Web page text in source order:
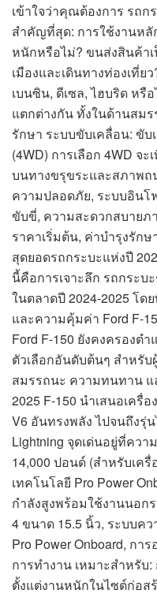
เข้าใจว่าคุณต้องการ รถก
สำคัญที่สุด: การใช้งานห
หนักหรือไม่? ขนส่งสินค้า
เมืองและเดินทางท่องเที่ย
เบนซิน, ดีเซล, ไฮบริด หรื
แตกต่างกัน ทั้งในด้านสม
รักษา ระบบขับเคลื่อน: ขั
(4WD) การเลือก 4WD จ
บนทางขรุขระและสภาพถ
ความปลอดภัย, ระบบอินโ
ขับขี่, ความสะดวกสบายภ
ราคาเริ่มต้น, ค่าบำรุงรักษ
สุดยอดรถกระบะแห่งปี
นี้คือการเจาะลึก รถกระบ
ในตลาดปี 2024-2025 โ
และความคุ้มค่า Ford F-
Ford F-150 ยังคงครองต
ตัวเลือกอันดับต้นๆ สำหรั
สมรรถนะ ความทนทาน แ
2025 F-150 นำเสนอเครื่
V6 อันทรงพลัง ไปจนถึงรุ่
Lightning จุดเด่นอยู่ที่คว
14,000 ปอนด์ (สำหรับเค
เทคโนโลยี Pro Power
กำลังสูงพร้อมใช้งานนอก
4 ขนาด 15.5 นิ้ว, ระบบค
Pro Power Onboard, ก
การทำงาน เหมาะสำหรับ
ตั้งแต่งานหนักในไซต์ก่อส